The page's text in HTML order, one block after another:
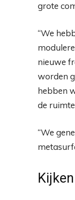
grote
“We
nieuwe
worden
hebben
de
“We